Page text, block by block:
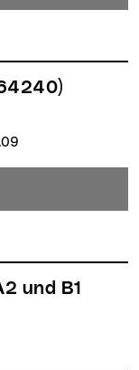
und B1